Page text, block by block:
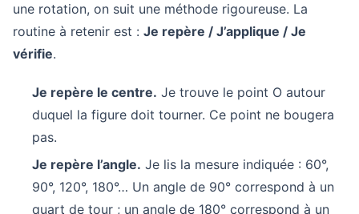
une rotation, on suit une méthode rigoureuse. La
routine à retenir est : Je repère / J’applique / Je
vérifie.
Je repère le centre. Je trouve le point O autour
duquel la figure doit tourner. Ce point ne bougera
pas.
Je repère l’angle. Je lis la mesure indiquée : 60°,
90°, 120°, 180°… Un angle de 90° correspond à un
quart de tour ; un angle de 180° correspond à un